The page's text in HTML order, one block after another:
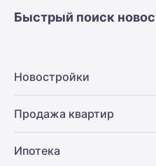
Быстрый поиск
Новостройки
Продажа квартир
Ипотека